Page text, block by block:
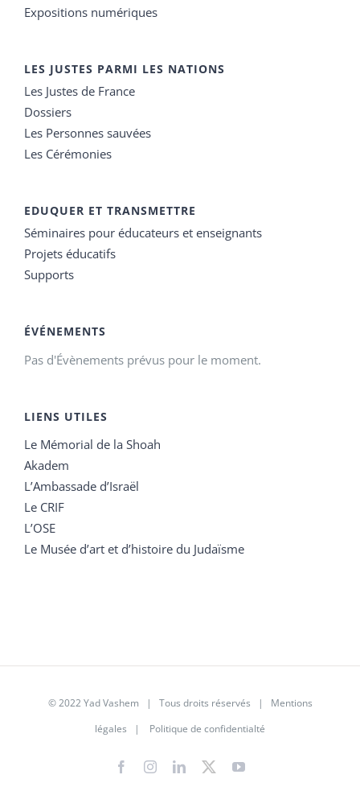
Expositions numériques
LES JUSTES PARMI LES NATIONS
Les Justes de France
Dossiers
Les Personnes sauvées
Les Cérémonies
EDUQUER ET TRANSMETTRE
Séminaires pour éducateurs et enseignants
Projets éducatifs
Supports
ÉVÉNEMENTS
Pas d'Évènements prévus pour le moment.
LIENS UTILES
Le Mémorial de la Shoah
Akadem
L’Ambassade d’Israël
Le CRIF
L’OSE
Le Musée d’art et d’histoire du Judaïsme
© 2022 Yad Vashem | Tous droits réservés | Mentions
légales | Politique de confidentialté
FacebookInstagramLinkedIn
X YouTube